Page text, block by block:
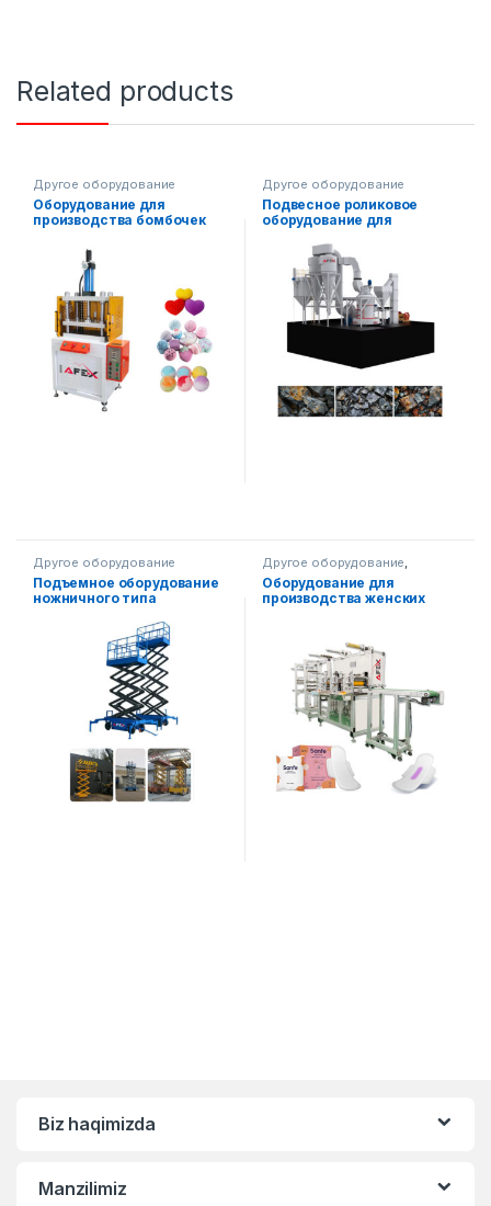
Related products
Другое оборудование
Оборудование для
производства бомбочек
Другое оборудование
Подвесное роликовое
оборудование для
Другое оборудование
Подъемное оборудование
ножничного типа
Другое оборудование,
Обработка бумаги
Медицинское оборудование
Оборудование для
производства женских
Biz haqimizda
Manzilimiz